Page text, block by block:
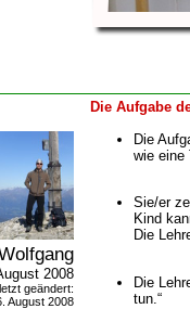
Die Aufgabe
2008
geändert:
August 2008
Die
wie eine
Sie/er
Kind
Die
Die
tun.“